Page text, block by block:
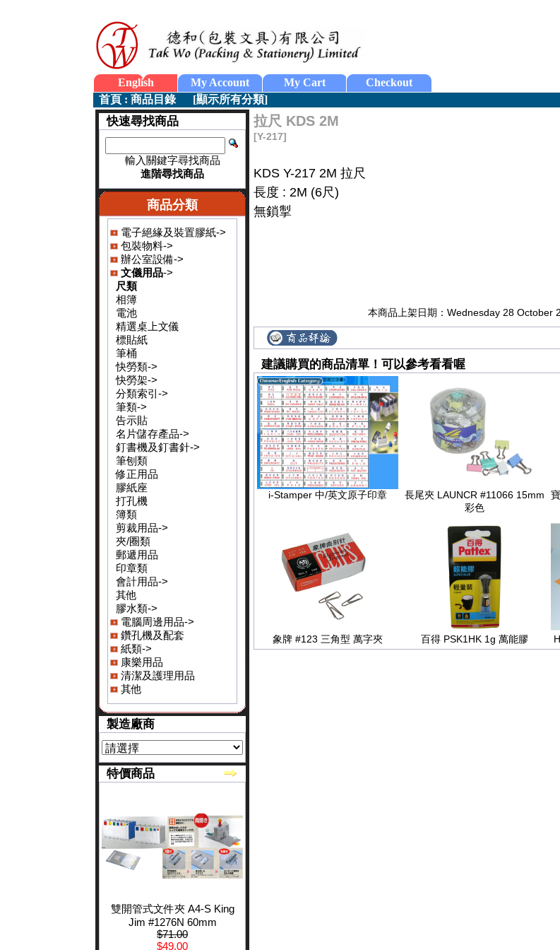
English My Account My Cart
Checkout
首頁 : 商品目錄[顯示所有分類]
快速尋找商品
輸入關鍵字尋找商品
進階尋找商品
商品分類
電子絕緣及裝置膠紙->
包裝物料->
辦公室設備->
文儀用品->
尺類
相簿
電池
精選桌上文儀
標貼紙
筆桶
快勞類->
快勞架->
分類索引->
筆類->
告示貼
名片儲存產品->
釘書機及釘書針->
筆刨類
修正用品
膠紙座
打孔機
簿類
剪裁用品->
夾/圈類
郵遞用品
印章類
會計用品->
其他
膠水類->
電腦周邊用品->
鑽孔機及配套
紙類->
康樂用品
清潔及護理用品
其他
製造廠商
特價商品
雙開管式文件夾 A4-S King
Jim #1276N 60mm
$71.00
$49.00
拉尺 KDS 2M
[Y-217]
KDS Y-217 2M 拉尺
長度 : 2M (6尺)
無鎖掣
本商品上架日期：Wednesday 28 October
建議購買的商品清單！可以參考看看喔
i-Stamper 中/英文原子印章
長尾夾 LAUNCR #11066 15mm
彩色
象牌 #123 三角型 萬字夾 百得 PSK1HK 1g 萬能膠